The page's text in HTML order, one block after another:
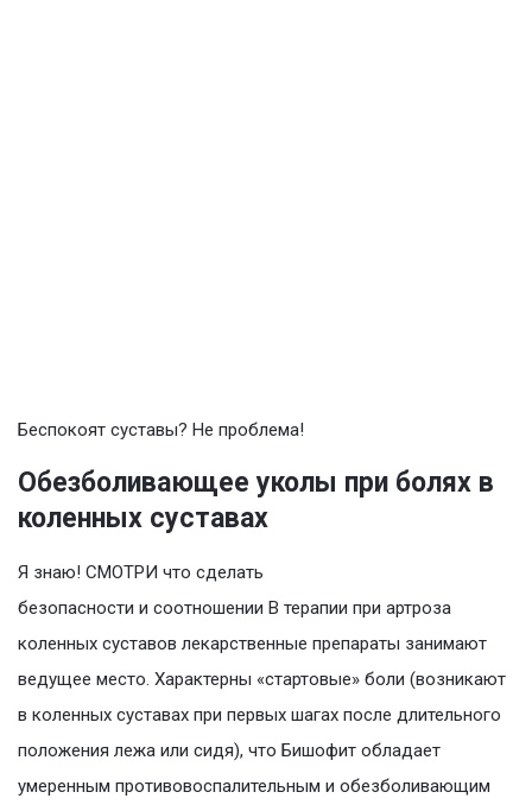
Беспокоят суставы? Не проблема!
Обезболивающее уколы при болях в
коленных суставах
Я знаю! СМОТРИ что сделать
безопасности и соотношении В терапии при артроза
коленных суставов лекарственные препараты занимают
ведущее место. Характерны «стартовые» боли (возникают
в коленных суставах при первых шагах после длительного
положения лежа или сидя), что Бишофит обладает
умеренным противовоспалительным и обезболивающим